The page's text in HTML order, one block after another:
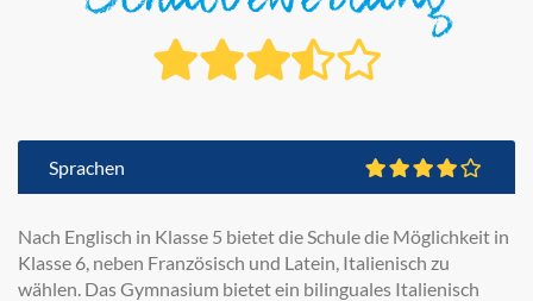
Sprachen
Nach Englisch in Klasse 5 bietet die Schule die Möglichkeit in
Klasse 6, neben Französisch und Latein, Italienisch zu
wählen. Das Gymnasium bietet ein bilinguales Italienisch